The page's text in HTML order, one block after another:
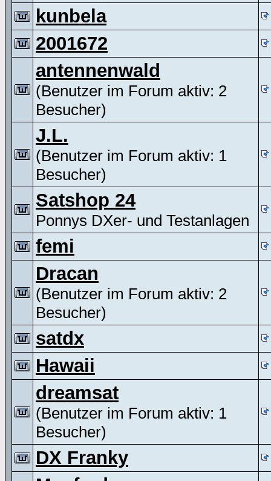
kunbela
2001672
antennenwald
(Benutzer im Forum aktiv: 2
Besucher)
J.L.
(Benutzer im Forum aktiv: 1
Besucher)
Satshop 24
Ponnys DXer- und Testanlagen
femi
Dracan
(Benutzer im Forum aktiv: 2
Besucher)
satdx
Hawaii
dreamsat
(Benutzer im Forum aktiv: 1
Besucher)
DX Franky